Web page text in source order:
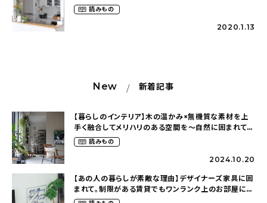
理なくちょうどいい暮らし（taka.5.homeさん）
読みもの
2020.1.13
New 新着記事
【暮らしのインテリア】木の温かみ×無機質な素材を上
手く融合してメリハリのある空間を〜自然に囲まれて暮
らす（ki_no_ieさん）
読みもの
2024.10.20
【あの人の暮らしが素敵な理由】デザイナーズ家具に囲
まれて。制限がある賃貸でもワンランク上のお部屋に〜
狭くても好きな暮らしのこと（_____chika708さん）